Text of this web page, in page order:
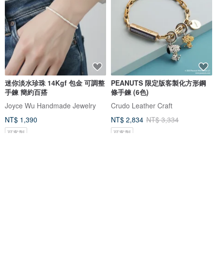
迷你淡水珍珠 14Kgf 包金 可調整
手鍊 簡約百搭
Joyce Wu Handmade Jewelry
NT$ 1,390
可客製
PEANUTS 限定版客製化方形鋼
條手鍊 (6色)
Crudo Leather Craft
NT$ 2,834 NT$ 3,334
可客製